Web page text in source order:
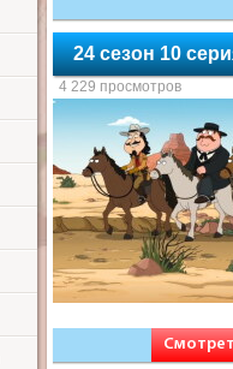
24 сезон 10
4 229 просмотров